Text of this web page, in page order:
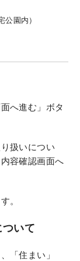
園内）
へ進む」ボタ
扱いについ
容確認画面へ
。
いて
「住まい」